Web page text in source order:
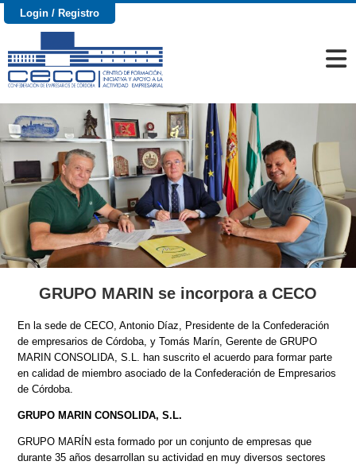
Login / Registro
GRUPO MARIN se incorpora a CECO
En la sede de CECO, Antonio Díaz, Presidente de la Confederación
de empresarios de Córdoba, y Tomás Marín, Gerente de GRUPO
MARIN CONSOLIDA, S.L. han suscrito el acuerdo para formar parte
en calidad de miembro asociado de la Confederación de Empresarios
de Córdoba.
GRUPO MARIN CONSOLIDA, S.L.
GRUPO MARÍN esta formado por un conjunto de empresas que
durante 35 años desarrollan su actividad en muy diversos sectores